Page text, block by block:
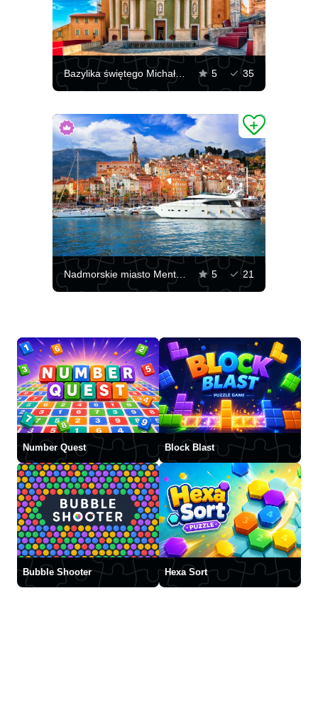
Bazylika świętego Michała Archanioła w Mentonie 5 35
Nadmorskie miasto Menton 5 21
Number Quest Block Blast
Bubble Shooter Hexa Sort